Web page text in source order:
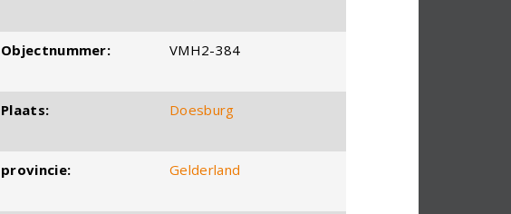
Objectnummer: VMH2-384
Plaats: Doesburg
provincie: Gelderland